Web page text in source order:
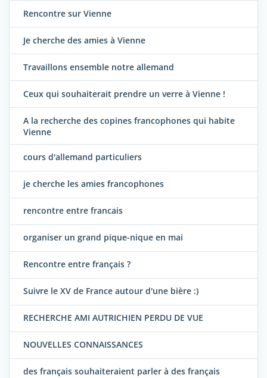
Rencontre sur Vienne
Je cherche des amies à Vienne
Travaillons ensemble notre allemand
Ceux qui souhaiterait prendre un verre à Vienne !
A la recherche des copines francophones qui habite
Vienne
cours d'allemand particuliers
je cherche les amies francophones
rencontre entre francais
organiser un grand pique-nique en mai
Rencontre entre français ?
Suivre le XV de France autour d'une bière :)
RECHERCHE AMI AUTRICHIEN PERDU DE VUE
NOUVELLES CONNAISSANCES
des français souhaiteraient parler à des français